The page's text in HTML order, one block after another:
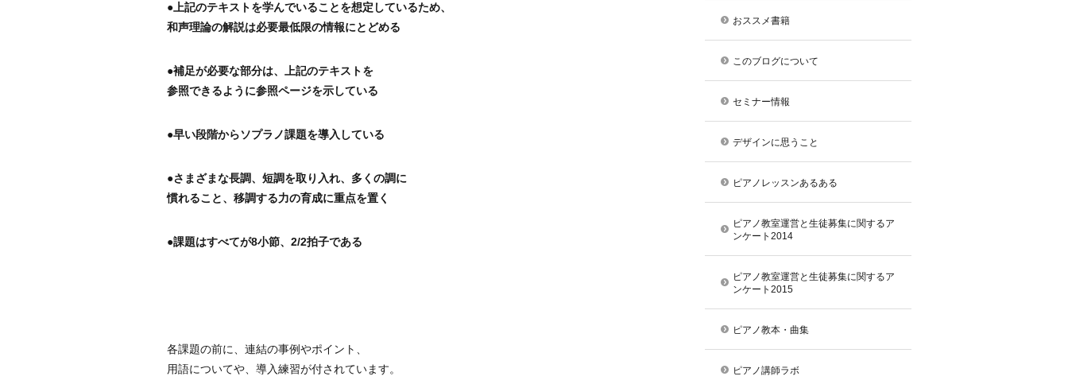
●上記のテキストを学んでいることを想定しているため、
和声理論の解説は必要最低限の情報にとどめる
●補足が必要な部分は、上記のテキストを
参照できるように参照ページを示している
●早い段階からソプラノ課題を導入している
●さまざまな長調、短調を取り入れ、多くの調に
慣れること、移調する力の育成に重点を置く
●課題はすべてが8小節、2/2拍子である
各課題の前に、連結の事例やポイント、
用語についてや、導入練習が付されています。
おススメ書籍
このブログについて
セミナー情報
デザインに思うこと
ピアノレッスンあるある
ピアノ教室運営と生徒募集に関するア
ンケート2014
ピアノ教室運営と生徒募集に関するア
ンケート2015
ピアノ教本・曲集
ピアノ講師ラボ